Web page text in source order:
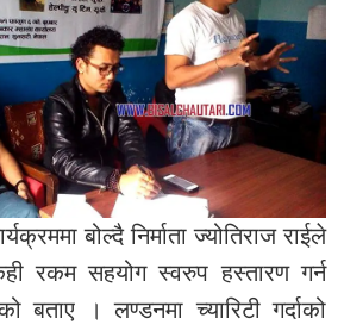
बोल्दै निर्माता ज्योतिराज राईले
रकम सहयोग स्वरुप हस्तारण गर्न
बताए । लण्डनमा च्यारिटी गर्दाको